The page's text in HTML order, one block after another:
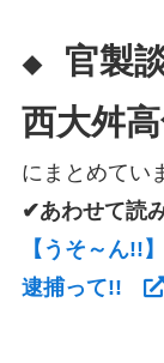
◆ 官製
西大舛
にまとめてい
✔あわせて読
【うそ～ん!!
逮捕って!!